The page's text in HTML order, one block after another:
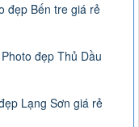
đẹp Bến tre giá rẻ
đẹp Thủ Dầu
Lạng Sơn giá rẻ